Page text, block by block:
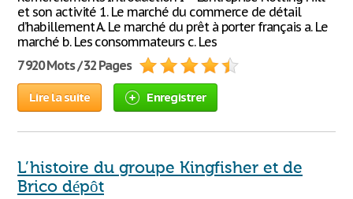
et son activité 1. Le marché du commerce de détail
d’habillement A. Le marché du prêt à porter français a. Le
marché b. Les consommateurs c. Les
7 920 Mots / 32 Pages
Lire la suite Enregistrer
L’histoire du groupe Kingfisher et de
Brico dépôt